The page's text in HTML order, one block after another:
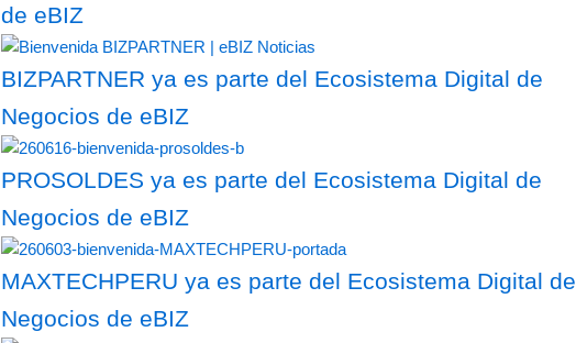
de eBIZ
BIZPARTNER ya es parte del Ecosistema Digital de
Negocios de eBIZ
PROSOLDES ya es parte del Ecosistema Digital de
Negocios de eBIZ
MAXTECHPERU ya es parte del Ecosistema Digital de
Negocios de eBIZ